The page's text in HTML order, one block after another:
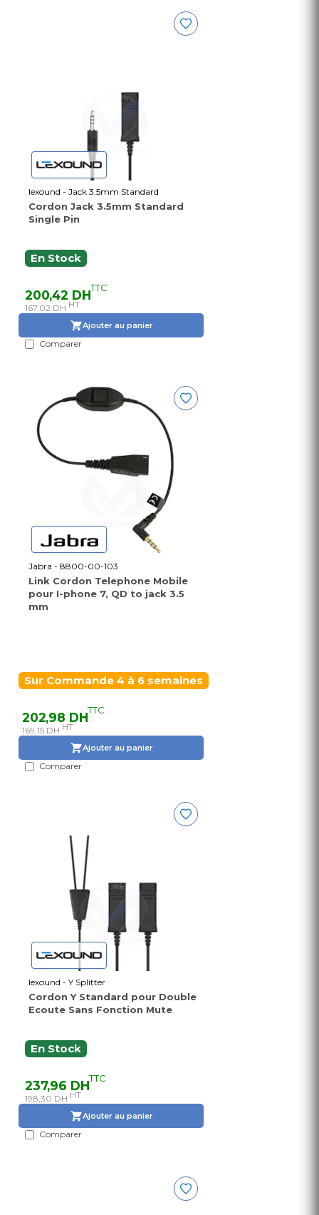
lexound - Jack 3.5mm Standard
Cordon Jack 3.5mm Standard
Single Pin
En Stock
200,42 DHTTC
167,02 DH HT
Ajouter au panier
Comparer
Jabra - 8800-00-103
Link Cordon Telephone Mobile
pour I-phone 7, QD to jack 3.5
mm
Sur Commande 4 à 6 semaines
202,98 DHTTC
169,15 DH HT
Ajouter au panier
Comparer
lexound - Y Splitter
Cordon Y Standard pour Double
Ecoute Sans Fonction Mute
En Stock
237,96 DHTTC
198,30 DH HT
Ajouter au panier
Comparer